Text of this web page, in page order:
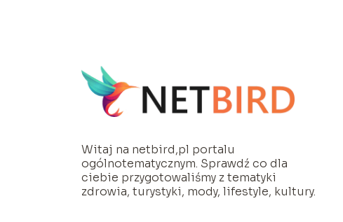
Witaj na netbird,pl portalu
ogólnotematycznym. Sprawdź co dla
ciebie przygotowaliśmy z tematyki
zdrowia, turystyki, mody, lifestyle, kultury.